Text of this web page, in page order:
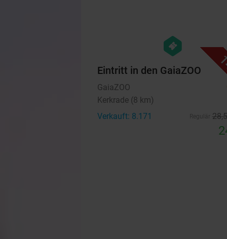
hexagon
events
Eintritt in den GaiaZOO
GaiaZOO
Kerkrade (8 km)
Verkauft: 8.171
28